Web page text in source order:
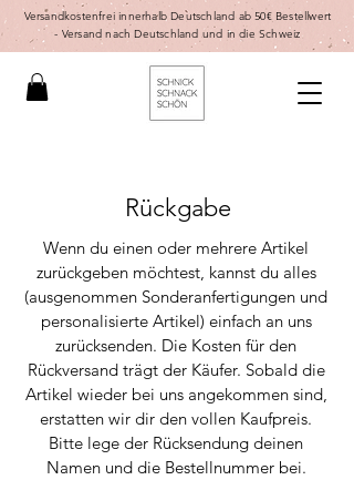
Versandkostenfrei innerhalb Deutschland ab 50€ Bestellwert
- Versand nach Deutschland und in die Schweiz
Rückgabe
Wenn du einen oder mehrere Artikel
zurückgeben möchtest, kannst du alles
(ausgenommen Sonderanfertigungen und
personalisierte Artikel) einfach an uns
zurücksenden. Die Kosten für den
Rückversand trägt der Käufer. Sobald die
Artikel wieder bei uns angekommen sind,
erstatten wir dir den vollen Kaufpreis.
Bitte lege der Rücksendung deinen
Namen und die Bestellnummer bei.